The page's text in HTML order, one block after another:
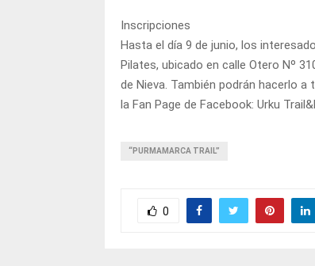
Inscripciones
Hasta el día 9 de junio, los
Pilates, ubicado en calle Otero Nº
de Nieva. También podrán hacerlo
la Fan Page de Facebook: Urku
“PURMAMARCA TRAIL”
0